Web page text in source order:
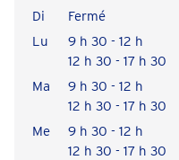
Di
Fermé
Lu
9 h 30 - 12 h
12 h 30 - 17 h 30
Ma
9 h 30 - 12 h
12 h 30 - 17 h 30
Me
9 h 30 - 12 h
12 h 30 - 17 h 30